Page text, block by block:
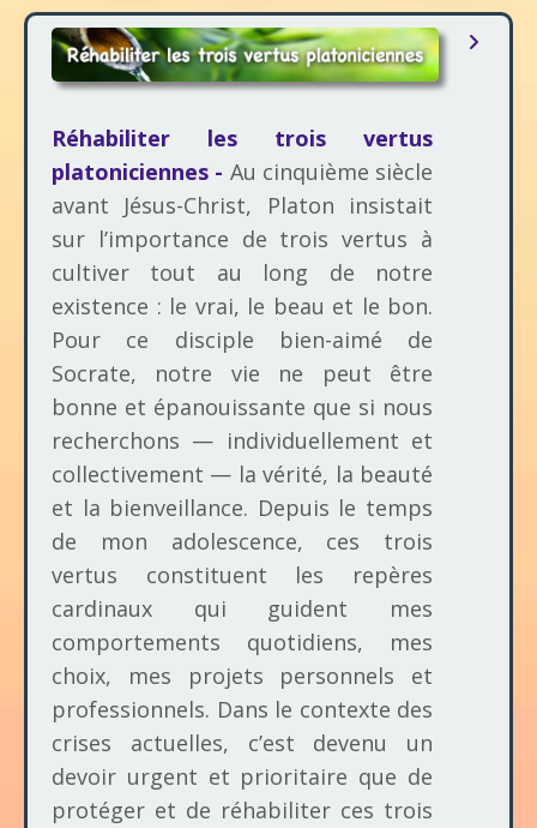
Réhabiliter les trois vertus
platoniciennes - Au cinquième siècle
avant Jésus-Christ, Platon insistait
sur l’importance de trois vertus à
cultiver tout au long de notre
existence : le vrai, le beau et le bon.
Pour ce disciple bien-aimé de
Socrate, notre vie ne peut être
bonne et épanouissante que si nous
recherchons — individuellement et
collectivement — la vérité, la beauté
et la bienveillance. Depuis le temps
de mon adolescence, ces trois
vertus constituent les repères
cardinaux qui guident mes
comportements quotidiens, mes
choix, mes projets personnels et
professionnels. Dans le contexte des
crises actuelles, c’est devenu un
devoir urgent et prioritaire que de
protéger et de réhabiliter ces trois